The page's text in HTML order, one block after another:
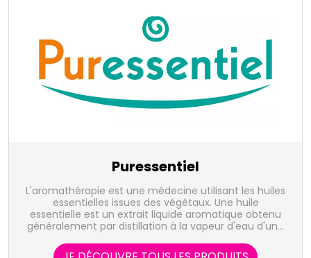
Puressentiel
L'aromathérapie est une médecine utilisant les huiles
essentielles issues des végétaux. Une huile
essentielle est un extrait liquide aromatique obtenu
généralement par distillation à la vapeur d'eau d'une
représente la quintessence de la plante, sous forme